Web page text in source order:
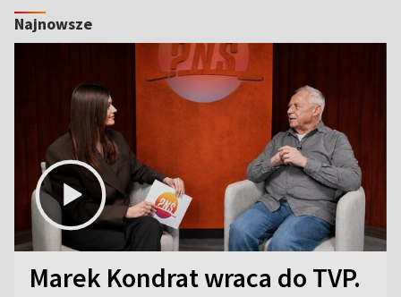
Najnowsze
Marek Kondrat wraca do TVP.